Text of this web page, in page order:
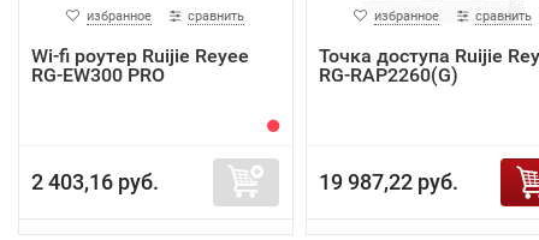
избранное сравнить
Wi-fi роутер Ruijie Reyee
RG-EW300 PRO
2 403,16 руб.
избранное сравнить
Точка доступа Ruijie
RG-RAP2260(G)
19 987,22 руб.